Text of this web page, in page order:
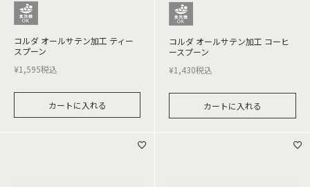
コルダ オールサテン加工 ティー
スプーン
¥1,595税込
カートに入れる
コルダ オールサテン加工 コーヒ
ースプーン
¥1,430税込
カートに入れる